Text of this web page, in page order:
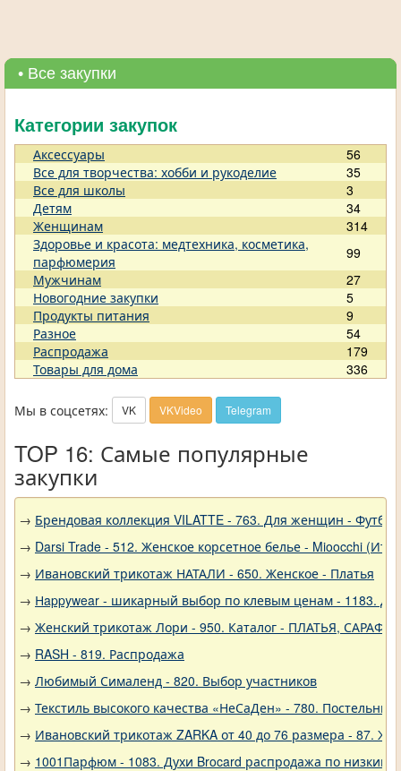
• Все закупки
Категории закупок
Аксессуары
56
Все для творчества: хобби и рукоделие
35
Все для школы
3
Детям
34
Женщинам
314
Здоровье и красота: медтехника, косметика,
парфюмерия
99
Мужчинам
27
Новогодние закупки
5
Продукты питания
9
Разное
54
Распродажа
179
Товары для дома
336
Мы в соцсетях: VK VKVideo Telegram
TOP 16: Самые популярные
закупки
→ Брендовая коллекция VILATTE - 763. Для женщин -
→ Darsi Trade - 512. Женское корсетное белье - Mioocchi
→ Ивановский трикотаж НАТАЛИ - 650. Женское - Платья
→ Нappywear - шикарный выбор по клевым ценам - 1183.
→ Женский трикотаж Лори - 950. Каталог - ПЛАТЬЯ,
→ RASH - 819. Распродажа
→ Любимый Сималенд - 820. Выбор участников
→ Текстиль высокого качества «НеСаДен» - 780.
→ Ивановский трикотаж ZARKA от 40 до 76 размера - 87.
→ 1001Парфюм - 1083. Духи Brocard распродажа по низким